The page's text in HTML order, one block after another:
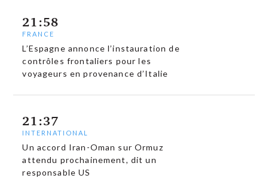
21:58
FRANCE
L’Espagne annonce l’instauration de
contrôles frontaliers pour les
voyageurs en provenance d’Italie
21:37
INTERNATIONAL
Un accord Iran-Oman sur Ormuz
attendu prochainement, dit un
responsable US